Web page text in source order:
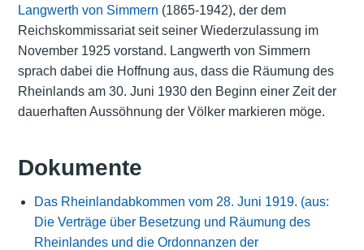
Langwerth von Simmern (1865-1942), der dem
Reichskommissariat seit seiner Wiederzulassung im
November 1925 vorstand. Langwerth von Simmern
sprach dabei die Hoffnung aus, dass die Räumung des
Rheinlands am 30. Juni 1930 den Beginn einer Zeit der
dauerhaften Aussöhnung der Völker markieren möge.
Dokumente
Das Rheinlandabkommen vom 28. Juni 1919. (aus:
Die Verträge über Besetzung und Räumung des
Rheinlandes und die Ordonnanzen der